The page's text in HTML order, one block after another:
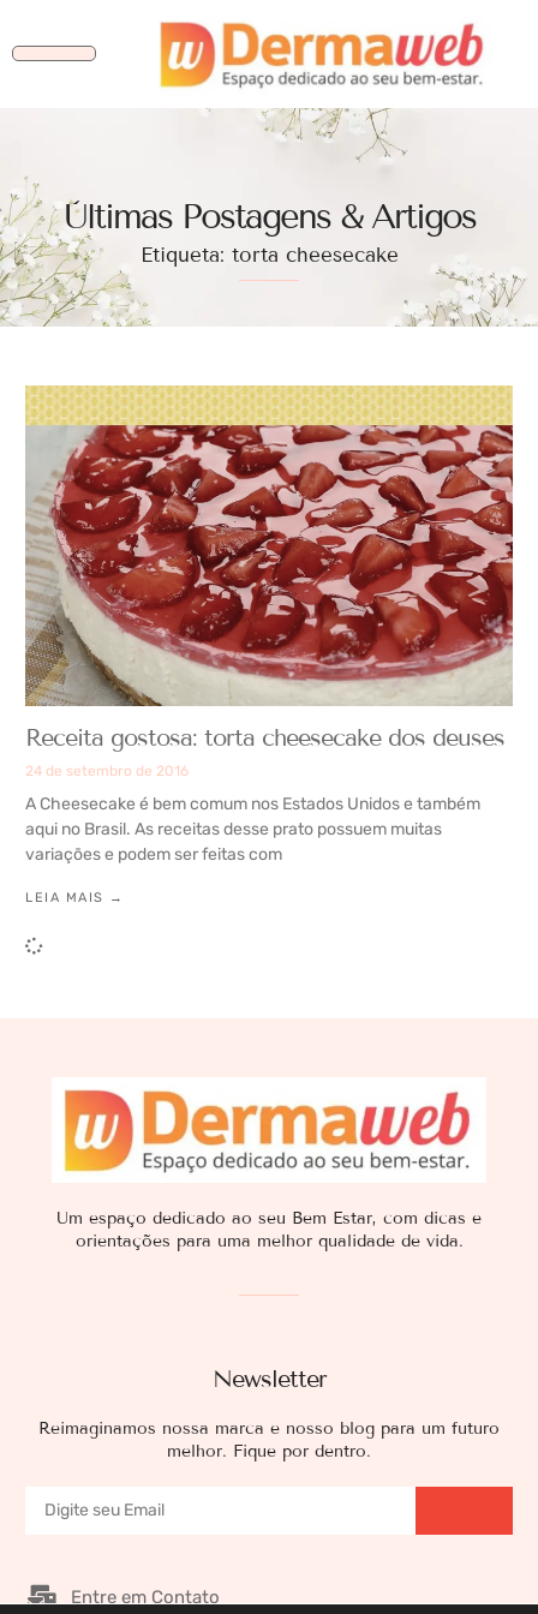
Ùltimas Postagens & Artigos
Etiqueta: torta cheesecake
Receita gostosa: torta cheesecake dos deuses
24 de setembro de 2016
A Cheesecake é bem comum nos Estados Unidos e também
aqui no Brasil. As receitas desse prato possuem muitas
variações e podem ser feitas com
LEIA MAIS →
Newsletter
Reimaginamos nossa marca e nosso blog para um futuro
melhor. Fique por dentro.
Um espaço dedicado ao seu Bem Estar, com dicas e
orientações para uma melhor qualidade de vida.
Entre em Contato